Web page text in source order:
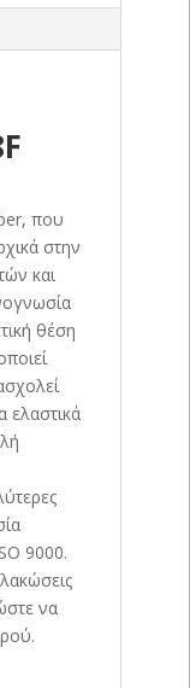
που
στην
και
θέση
ελαστικά
9000.
να